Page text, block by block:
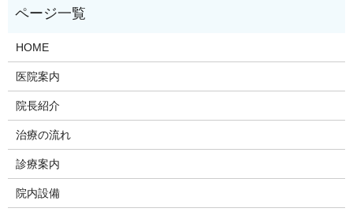
HOME
医院案内
院長紹介
治療の流れ
診療案内
院内設備